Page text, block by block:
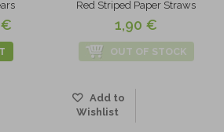
€
Red Striped Paper Straws
1,90 €
OUT OF STOCK
Add to
Wishlist